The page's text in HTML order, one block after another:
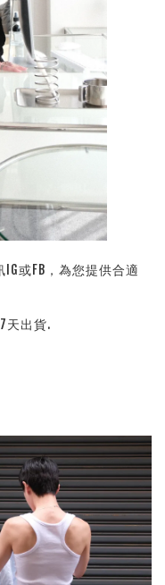
或FB，為您提供合適
天出貨.